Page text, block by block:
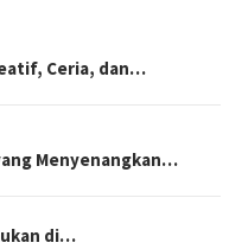
Ceria, dan…
Menyenangkan…
di…